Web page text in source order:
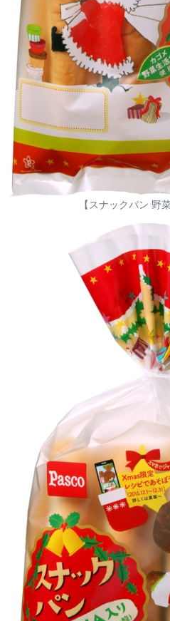
【スナックパン 野